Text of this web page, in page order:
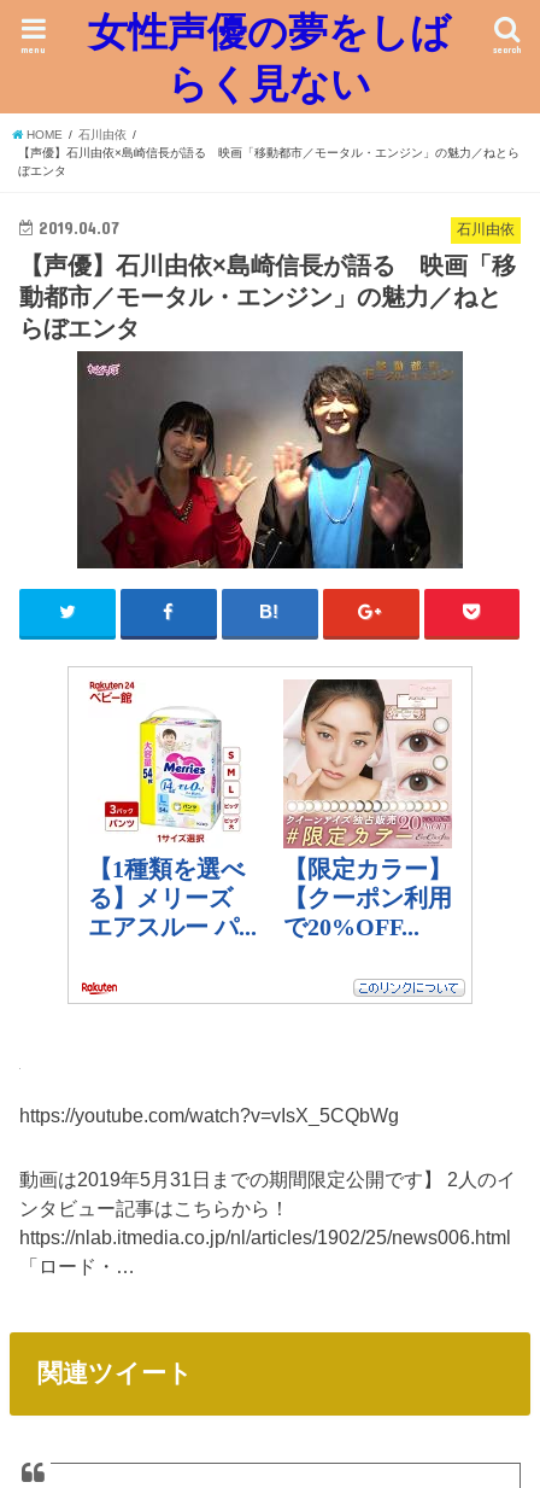
女性声優の夢をしば
らく見ない
search
menu
HOME
石川由依
【声優】石川由依×島崎信長が語る 映画「移動都市／モータル・エンジン」の魅力／ねとら
ぼエンタ
石川由依
2019.04.07
【声優】石川由依×島崎信長が語る 映画「移
動都市／モータル・エンジン」の魅力／ねと
らぼエンタ
https://youtube.com/watch?v=vIsX_5CQbWg
動画は2019年5月31日までの期間限定公開です】 2人のイ
ンタビュー記事はこちらから！
https://nlab.itmedia.co.jp/nl/articles/1902/25/news006.html
「ロード・…
関連ツイート